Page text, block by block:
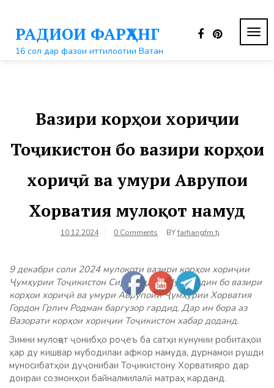
контентуРАДИОИ ФАРҲАНГ
16 сол дар фазои иттилоотии Ватан
Вазири корҳои хориҷии
Тоҷикистон бо вазири корҳои
хориҷӣ ва умури Аврупои
Хорватия мулоқот намуд
10.12.2024 0 Comments BYfarhangfm.tj
9 декабри соли 2024 мулоқоти вазири корҳои хориҷии
Ҷумҳурии Тоҷикистон Сироҷиддин Муҳриддин бо вазири
корҳои хориҷӣ ва умури Аврупоии Ҷумҳурии Хорватия
Гордон Грлич Родман баргузор гардид. Дар ин бора аз
Вазорати корҳои хориҷии Тоҷикистон хабар доданд.
Зимни мулоқот ҷонибҳо роҷеъ ба сатҳи кунунии робитаҳои
ҳар ду кишвар мубодилаи афкор намуда, дурнамои рушди
муносибатҳои дуҷонибаи Тоҷикистону Хорватияро дар
доираи созмонҳои байналмилалӣ матраҳ карданд.